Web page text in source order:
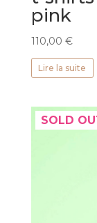
pink
110,00 €
Lire la suite
SOLD